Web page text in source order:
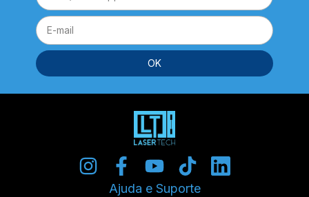
Ajuda e Suporte